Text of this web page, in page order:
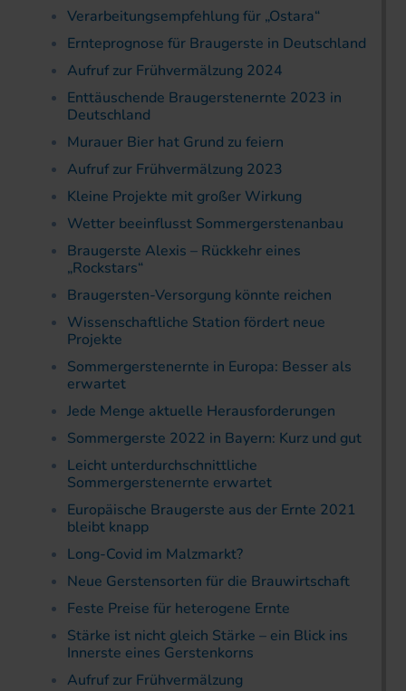
Verarbeitungsempfehlung für „Ostara“
Ernteprognose für Braugerste in Deutschland
Aufruf zur Frühvermälzung 2024
Enttäuschende Braugerstenernte 2023 in
Deutschland
Murauer Bier hat Grund zu feiern
Aufruf zur Frühvermälzung 2023
Kleine Projekte mit großer Wirkung
Wetter beeinflusst Sommergerstenanbau
Braugerste Alexis – Rückkehr eines
„Rockstars“
Braugersten-Versorgung könnte reichen
Wissenschaftliche Station fördert neue
Projekte
Sommergerstenernte in Europa: Besser als
erwartet
Jede Menge aktuelle Herausforderungen
Sommergerste 2022 in Bayern: Kurz und gut
Leicht unterdurchschnittliche
Sommergerstenernte erwartet
Europäische Braugerste aus der Ernte 2021
bleibt knapp
Long-Covid im Malzmarkt?
Neue Gerstensorten für die Brauwirtschaft
Feste Preise für heterogene Ernte
Stärke ist nicht gleich Stärke – ein Blick ins
Innerste eines Gerstenkorns
Aufruf zur Frühvermälzung